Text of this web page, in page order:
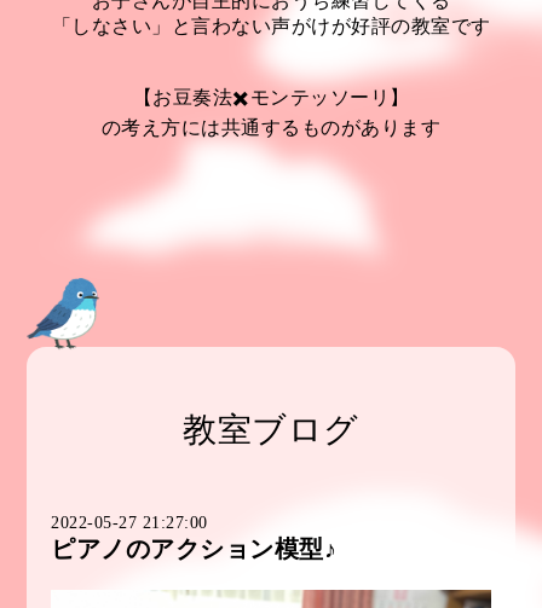
「しなさい」と言わない声がけが好評の教室です
【お豆奏法✖️モンテッソーリ】
の考え方には共通するものがあります
教室ブログ
2022-05-27 21:27:00
ピアノのアクション模型♪